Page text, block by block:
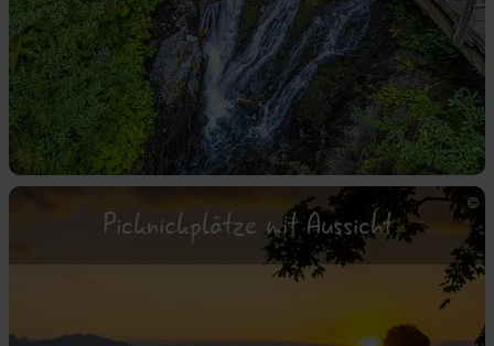
Picknickplätze mit Aussicht